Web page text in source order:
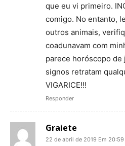
que eu vi primeiro.
comigo. No entanto,
outros animais,
coadunavam com
parece horóscopo
signos retratam
VIGARICE!!!
Responder
Graiete
22 de abril de 2019 Em 20:59